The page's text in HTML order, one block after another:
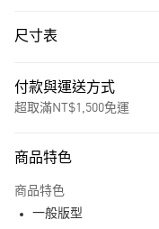
尺寸表
付款與運送方式
超取滿NT$1,500免運
商品特色
商品特色
一般版型